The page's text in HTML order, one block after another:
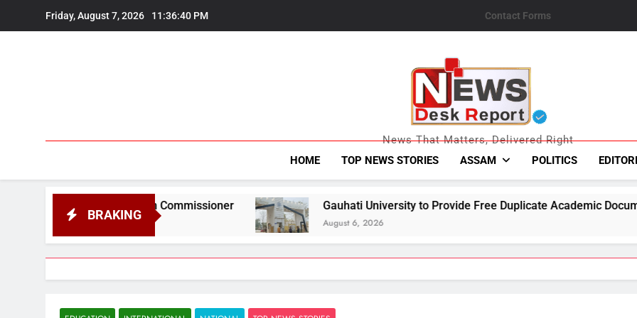
Friday, August 7, 2026 11:36:41 PM Contact Forms
News Desk
News That Matters, Delivered Right
HOME TOP NEWS STORIES ASSAM POLITICS
BRAKING
Commissioner Gauhati University to Provide Free Duplicate Academic Documents to Flood-
August 6, 2026